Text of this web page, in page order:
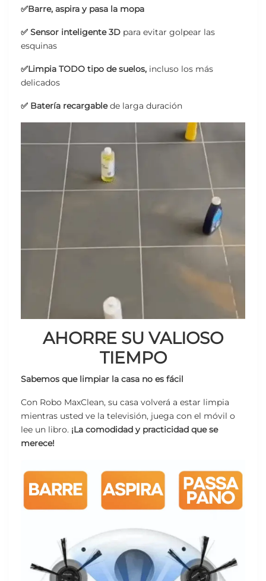
✅Barre, aspira y pasa la mopa
✅ Sensor inteligente 3D para evitar golpear las
esquinas
✅Limpia TODO tipo de suelos, incluso los más
delicados
✅ Batería recargablede larga duración
AHORRE SU VALIOSO
TIEMPO
Sabemos que limpiar la casa no es fácil
Con Robo MaxClean, su casa volverá a estar limpia
mientras usted ve la televisión, juega con el móvil o
lee un libro. ¡La comodidad y practicidad que se
merece!